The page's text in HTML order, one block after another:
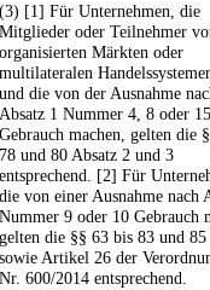
(3) [1] Für Unternehmen, die
Mitglieder oder Teilnehmer
organisierten Märkten oder
multilateralen
und die von der Ausnahme
Absatz 1 Nummer 4, 8 oder 15
Gebrauch machen, gelten die
78 und 80 Absatz 2 und 3
entsprechend. [2] Für
die von einer Ausnahme nach
Nummer 9 oder 10 Gebrauch
gelten die §§ 63 bis 83 und
sowie Artikel 26 der
Nr. 600/2014 entsprechend.